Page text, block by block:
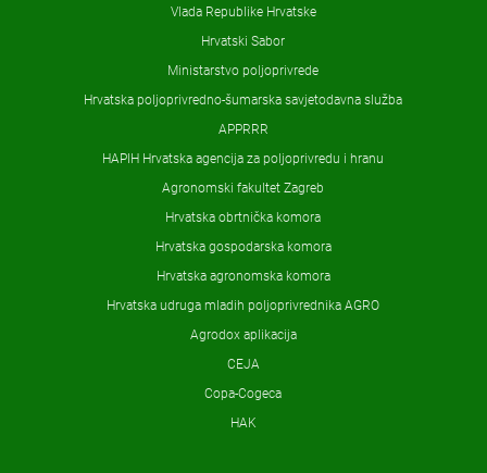
Vlada Republike Hrvatske
Hrvatski Sabor
Ministarstvo poljoprivrede
Hrvatska poljoprivredno-šumarska savjetodavna služba
APPRRR
HAPIH Hrvatska agencija za poljoprivredu i hranu
Agronomski fakultet Zagreb
Hrvatska obrtnička komora
Hrvatska gospodarska komora
Hrvatska agronomska komora
Hrvatska udruga mladih poljoprivrednika AGRO
Agrodox aplikacija
CEJA
Copa-Cogeca
HAK